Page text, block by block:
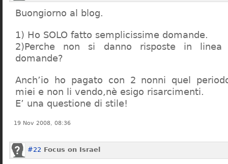
Buongiorno al blog.
1) Ho SOLO fatto semplicissime domande.
2)Perche non si danno risposte in
domande?
Anch’io ho pagato con 2 nonni quel
miei e non li vendo,nè esigo risarcimenti.
E’ una questione di stile!
19 Nov 2008, 08:36
#22 Focus on Israel